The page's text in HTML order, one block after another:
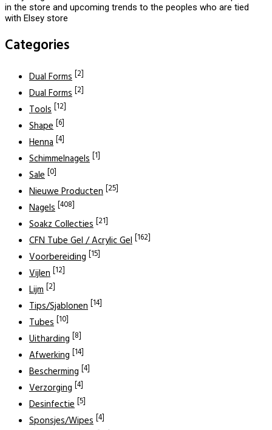
in the store and upcoming trends to the peoples who are tied
with Elsey store
Categories
Dual Forms [2]
Dual Forms [2]
Tools [12]
Shape [6]
Henna [4]
Schimmelnagels [1]
Sale [0]
Nieuwe Producten [25]
Nagels [408]
Soakz Collecties [21]
CFN Tube Gel / Acrylic Gel [162]
Voorbereiding [15]
Vijlen [12]
Lijm [2]
Tips/Sjablonen [14]
Tubes [10]
Uitharding [8]
Afwerking [14]
Bescherming [4]
Verzorging [4]
Desinfectie [5]
Sponsjes/Wipes [4]